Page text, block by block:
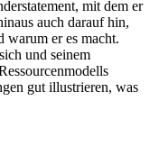
mit dem er
auch darauf hin,
warum er es macht.
und seinem
gut illustrieren, was